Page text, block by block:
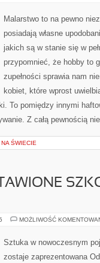
Malarstwo to na pewno
posiadają własne
jakich są w stanie się w
przypomnieć, że hobby to
zupełności sprawia nam
kobiet, które wprost
To pomiędzy innymi
Z całą pewnością
ŚWIECIE
MOŻLIWOŚĆ
Sztuka w nowoczesnym
zostaje zaprezentowana